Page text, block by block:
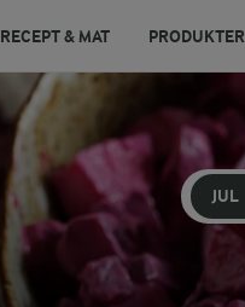
RECEPT & MAT PRODUKTER
JUL